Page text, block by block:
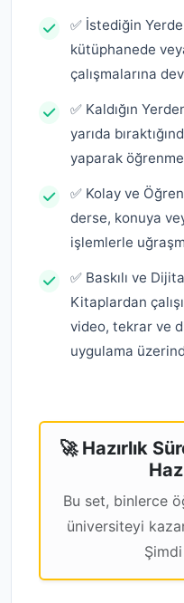
✅ İstediğin
kütüphanede
çalışmalarına
✅ Kaldığın
yarıda
yaparak
✅ Kolay ve
derse, konuya
işlemlerle
✅ Baskılı ve
Kitaplardan
video, tekrar ve
uygulama
🚀 Hazırlık
Bu set, binlerce
üniversiteyi